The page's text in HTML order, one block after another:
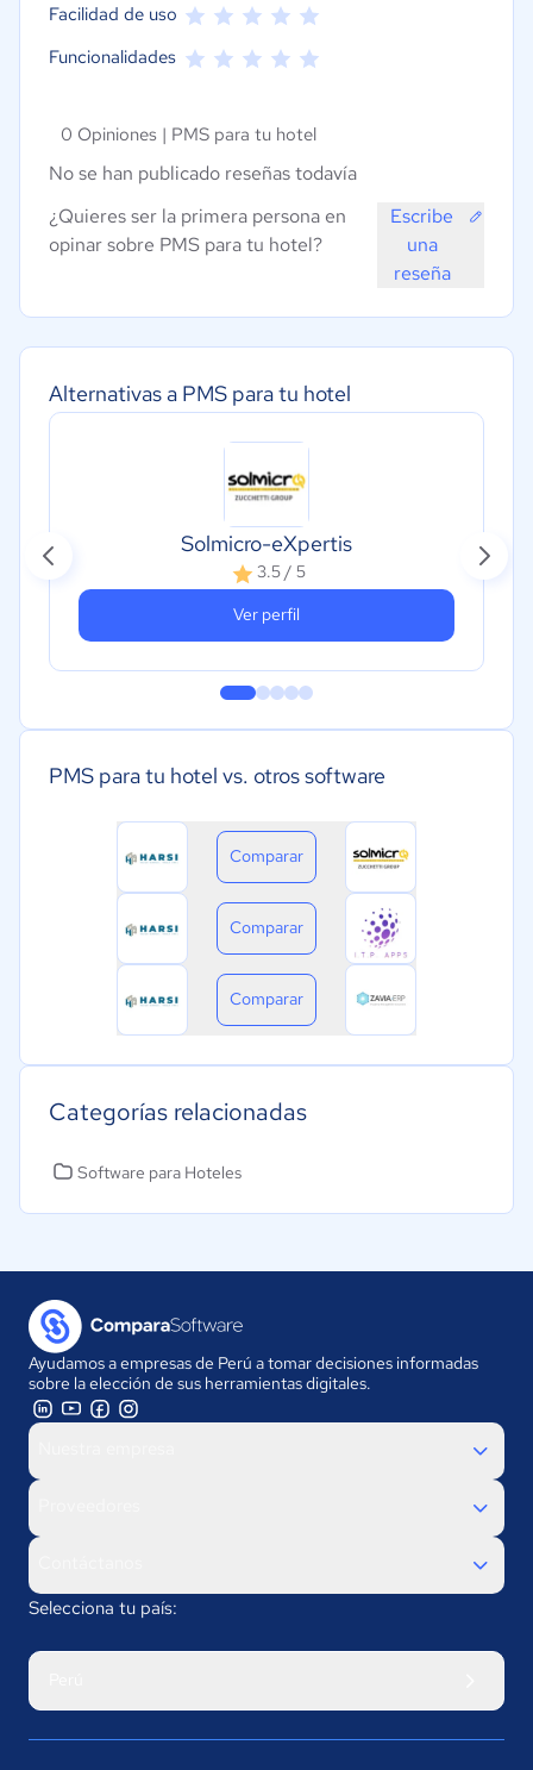
Alternativas a PMS para tu hotel
Solmicro-eXpertis
3.5 / 5
Ver perfil
PMS para tu hotel vs. otros software
Comparar
Comparar
Comparar
Categorías relacionadas
Software para Hoteles
Facilidad de uso
Funcionalidades
0 Opiniones | PMS para tu hotel
No se han publicado reseñas todavía
¿Quieres ser la primera persona en
opinar sobre PMS para tu hotel?
Escribe
una
reseña
Ayudamos a empresas de Perú a tomar decisiones informadas
sobre la elección de sus herramientas digitales.
Selecciona tu país: